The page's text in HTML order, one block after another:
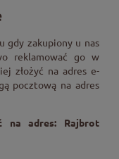
gdy zakupiony u nas
reklamować go w
złożyć na adres e-
pocztową na adres
na adres: Rajbrot